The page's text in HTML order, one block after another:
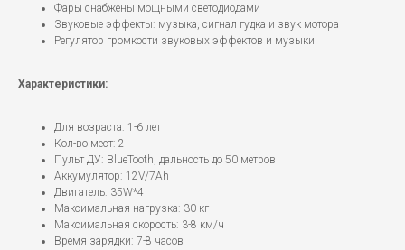
Фары снабжены мощными светодиодами
Звуковые эффекты: музыка, сигнал гудка и звук мотора
Регулятор громкости звуковых эффектов и музыки
Характеристики:
Для возраста: 1-6 лет
Кол-во мест: 2
Пульт ДУ: BlueTooth, дальность до 50 метров
Аккумулятор: 12V/7Ah
Двигатель: 35W*4
Максимальная нагрузка: 30 кг
Максимальная скорость: 3-8 км/ч
Время зарядки: 7-8 часов